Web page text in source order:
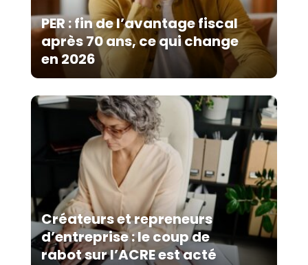
PER : fin de l’avantage fiscal
après 70 ans, ce qui change
en 2026
Créateurs et repreneurs
d’entreprise : le coup de
rabot sur l’ACRE est acté